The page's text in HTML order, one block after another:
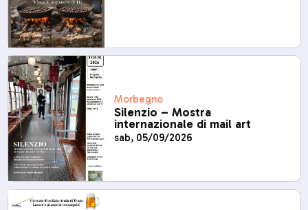
Morbegno
Silenzio – Mostra
internazionale di mail art
sab, 05/09/2026